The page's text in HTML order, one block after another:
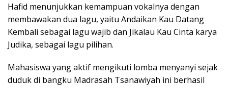
Hafid menunjukkan kemampuan vokalnya dengan
membawakan dua lagu, yaitu Andaikan Kau Datang
Kembali sebagai lagu wajib dan Jikalau Kau Cinta karya
Judika, sebagai lagu pilihan.
Mahasiswa yang aktif mengikuti lomba menyanyi sejak
duduk di bangku Madrasah Tsanawiyah ini berhasil